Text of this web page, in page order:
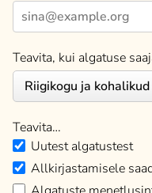
Teavita, kui algatuse
Teavita…
Uutest algatustest
Allkirjastamisele